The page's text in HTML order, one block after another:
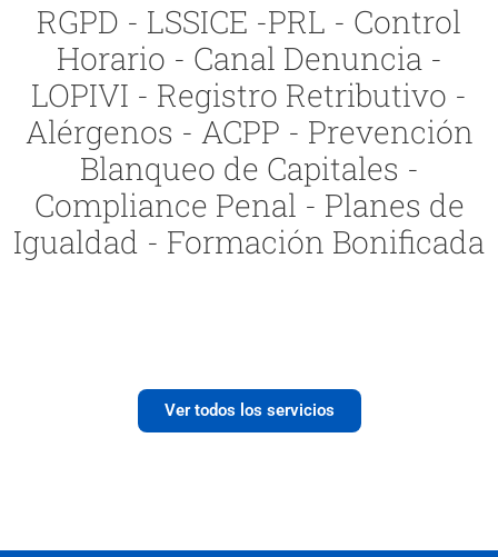
RGPD - LSSICE -PRL - Control
Horario - Canal Denuncia -
LOPIVI - Registro Retributivo -
Alérgenos - ACPP - Prevención
Blanqueo de Capitales -
Compliance Penal - Planes de
Igualdad - Formación Bonificada
Ver todos los servicios